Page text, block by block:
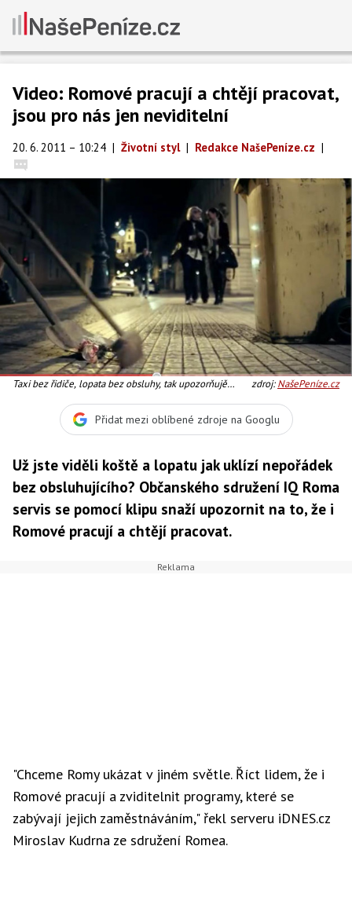
Video: Romové pracují a chtějí pracovat,
jsou pro nás jen neviditelní
20. 6. 2011 – 10:24 | Životní styl | Redakce NašePeníze.cz |
Taxi bez řidiče, lopata bez obsluhy, tak upozorňujě
klip ROMEA
zdroj:NašePeníze.cz
Přidat mezi oblíbené zdroje na Googlu
Už jste viděli koště a lopatu jak uklízí nepořádek
bez obsluhujícího? Občanského sdružení IQ Roma
servis se pomocí klipu snaží upozornit na to, že i
Romové pracují a chtějí pracovat.
"Chceme Romy ukázat v jiném světle. Říct lidem, že i
Romové pracují a zviditelnit programy, které se
zabývají jejich zaměstnáváním," řekl serveru iDNES.cz
Miroslav Kudrna ze sdružení Romea.